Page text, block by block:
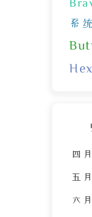
系
四
五
六